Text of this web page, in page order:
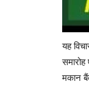
यह
मकान